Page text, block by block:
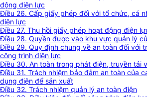
động điện lực
Điều 26. Cấp giấy phép đối với tổ chức, cá
điện lực
Điều 27. Thu hồi giấy phép hoạt động điện
Điều 28. Quyền được vào khu vực quản lý
Điều 29. Quy định chung về an toàn đối với
công trình điện lực
Điều 30. An toàn trong phát điện, truyền tải
Điều 31. Trách nhiệm bảo đảm an toàn của
dụng điện để sản xuất
Điều 32. Trách nhiệm quản lý an toàn điện